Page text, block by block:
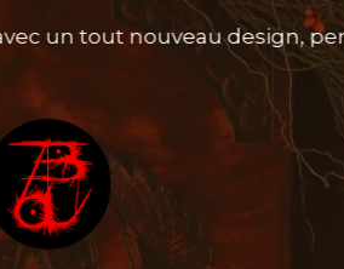
un tout nouveau design,